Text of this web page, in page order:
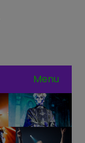
Menu